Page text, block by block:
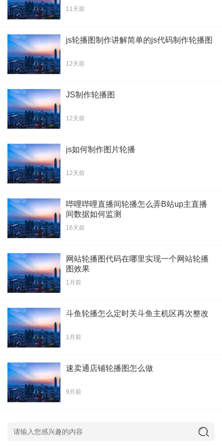
11天前
js轮播图制作讲解简单的js代码制作轮播图
12天前
JS制作轮播图
12天前
js如何制作图片轮播
12天前
哔哩哔哩直播间轮播怎么弄B站up主直播
间数据如何监测
16天前
网站轮播图代码在哪里实现一个网站轮播
图效果
1月前
斗鱼轮播怎么定时关斗鱼主机区再次整改
1月前
速卖通店铺轮播图怎么做
9月前